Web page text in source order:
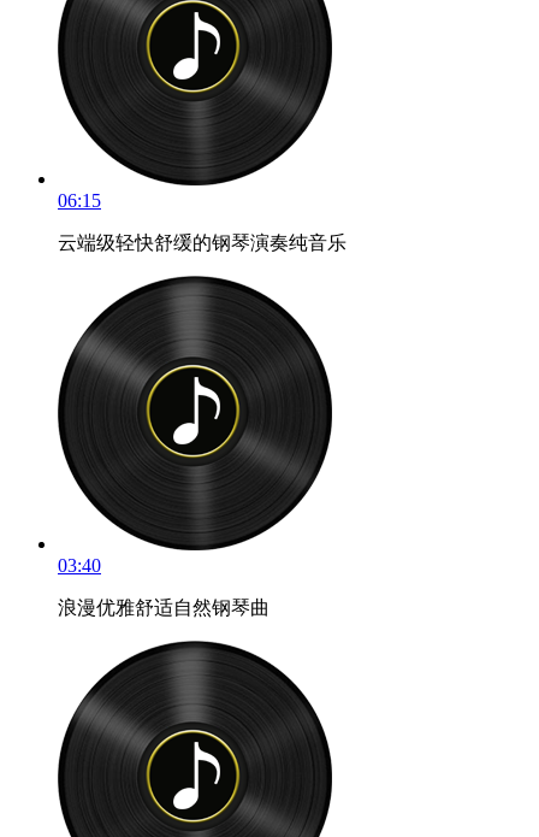
06:15
云端级轻快舒缓的钢琴演奏纯音乐
03:40
浪漫优雅舒适自然钢琴曲